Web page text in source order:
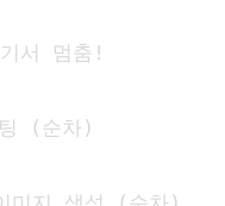
서 멈춤!
(순차)